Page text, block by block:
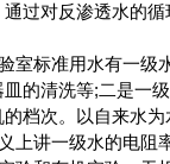
过对反渗透水的
标准用水有一级
的清洗等;二是一
档次。以自来水
上讲一级水的电